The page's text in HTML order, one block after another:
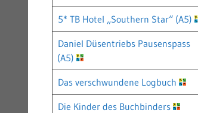
5* TB Hotel „Southern Star“ (A5)
Daniel Düsentriebs Pausenspass
(A5)
Das verschwundene Logbuch
Die Kinder des Buchbinders